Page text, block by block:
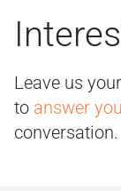
Leave us
to answer
conversation.